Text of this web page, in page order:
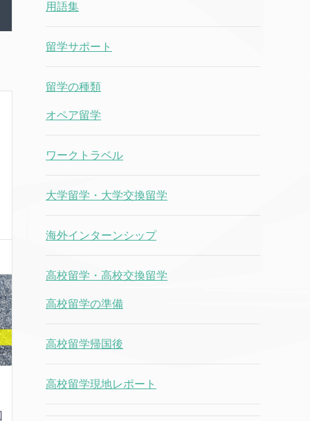
用語集
留学サポート
留学の種類
オペア留学
ワークトラベル
大学留学・大学交換留学
海外インターンシップ
高校留学・高校交換留学
高校留学の準備
高校留学帰国後
高校留学現地レポート